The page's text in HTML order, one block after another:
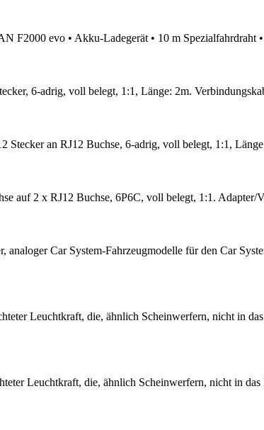
F2000 evo • Akku-Ladegerät • 10 m Spezialfahrdraht •
6-adrig, voll belegt, 1:1, Länge: 2m.
Stecker an RJ12 Buchse, 6-adrig, voll belegt, 1:1,
auf 2 x RJ12 Buchse, 6P6C, voll belegt, 1:1.
analoger Car System-Fahrzeugmodelle für den Car
Leuchtkraft, die, ähnlich Scheinwerfern, nicht in
Leuchtkraft, die, ähnlich Scheinwerfern, nicht in